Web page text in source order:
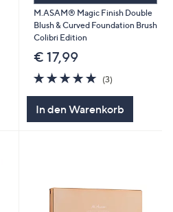
M.ASAM® Magic Finish Double
Blush & Curved Foundation Brush
Colibri Edition
€ 17,99
5.0
von
(3)
In den Warenkorb